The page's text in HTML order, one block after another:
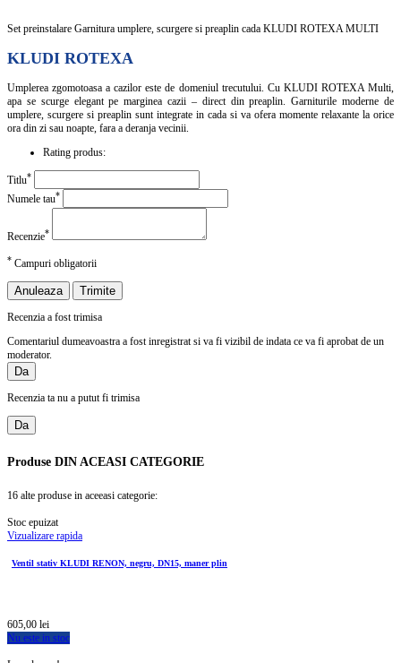
Set preinstalare Garnitura umplere, scurgere si preaplin cada KLUDI ROTEXA MULTI
KLUDI ROTEXA
Umplerea zgomotoasa a cazilor este de domeniul trecutului. Cu KLUDI ROTEXA Multi,
apa se scurge elegant pe marginea cazii – direct din preaplin. Garniturile moderne de
umplere, scurgere si preaplin sunt integrate in cada si va ofera momente relaxante la orice
ora din zi sau noapte, fara a deranja vecinii.
Rating produs:
Titlu*
Numele tau*
Recenzie*
* Campuri obligatorii
Anuleaza Trimite
Recenzia a fost trimisa
Comentariul dumeavoastra a fost inregistrat si va fi vizibil de indata ce va fi aprobat de un
moderator.
Da
Recenzia ta nu a putut fi trimisa
Da
Produse DIN ACEASI CATEGORIE
16 alte produse in aceeasi categorie:
Stoc epuizat
Vizualizare rapida
Ventil stativ KLUDI RENON, negru, DN15, maner plin
605,00 lei
Nu este in stoc